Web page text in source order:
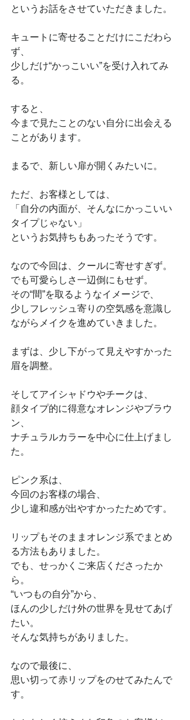
というお話をさせていただきました。
キュートに寄せることだけにこだわら
ず、
少しだけ“かっこいい”を受け入れてみ
る。
すると、
今まで見たことのない自分に出会える
ことがあります。
まるで、新しい扉が開くみたいに。
ただ、お客様としては、
「自分の内面が、そんなにかっこいい
タイプじゃない」
というお気持ちもあったそうです。
なので今回は、クールに寄せすぎず。
でも可愛らしさ一辺倒にもせず。
その“間”を取るようなイメージで、
少しフレッシュ寄りの空気感を意識し
ながらメイクを進めていきました。
まずは、少し下がって見えやすかった
眉を調整。
そしてアイシャドウやチークは、
顔タイプ的に得意なオレンジやブラウ
ン、
ナチュラルカラーを中心に仕上げまし
た。
ピンク系は、
今回のお客様の場合、
少し違和感が出やすかったためです。
リップもそのままオレンジ系でまとめ
る方法もありました。
でも、せっかくご来店くださったか
ら。
“いつもの自分”から、
ほんの少しだけ外の世界を見せてあげ
たい。
そんな気持ちがありました。
なので最後に、
思い切って赤リップをのせてみたんで
す。